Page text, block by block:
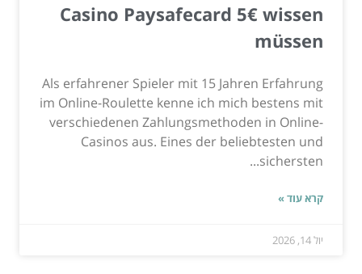
Casino Paysafecard 5€ wissen
müssen
Als erfahrener Spieler mit 15 Jahren Erfahrung
im Online-Roulette kenne ich mich bestens mit
verschiedenen Zahlungsmethoden in Online-
Casinos aus. Eines der beliebtesten und
sichersten...
קרא עוד »
יול 14, 2026